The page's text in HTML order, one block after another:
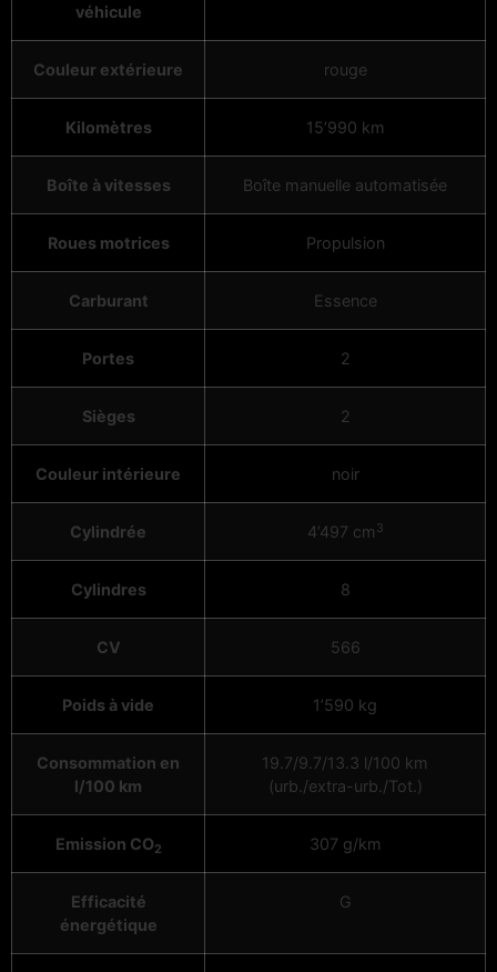
véhicule
Couleur extérieure rouge
Kilomètres 15’990 km
Boîte à vitesses Boîte manuelle automatisée
Roues motrices Propulsion
Carburant Essence
Portes 2
Sièges 2
Couleur intérieure noir
Cylindrée 4’497 cm 3
Cylindres 8
CV 566
Poids à vide 1’590 kg
Consommation en
l/100 km
19.7/9.7/13.3 l/100 km
(urb./extra-urb./Tot.)
Emission CO2 307 g/km
Efficacité
énergétique
G